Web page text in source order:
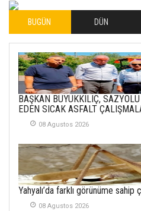
BUGÜN DÜN
BAŞKAN BÜYÜKKILIÇ,
EDEN SICAK ASFALT
08 Agustos 2026
Yahyalı’da farklı görünüme
08 Agustos 2026